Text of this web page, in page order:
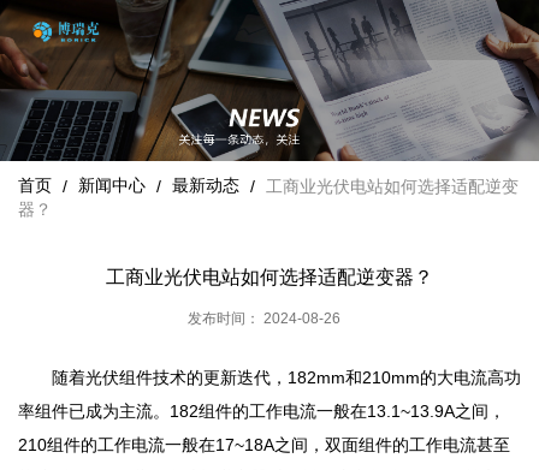
首页 / 新闻中心 / 最新动态 /
工商业光伏电站如何选择适配逆变
器？
工商业光伏电站如何选择适配逆变器？
发布时间： 2024-08-26
随着光伏组件技术的更新迭代，182mm和210mm的大电流高功
率组件已成为主流。182组件的工作电流一般在13.1~13.9A之间，
210组件的工作电流一般在17~18A之间，双面组件的工作电流甚至